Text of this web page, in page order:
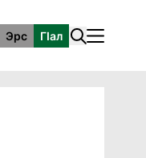
Эрс ГӀал